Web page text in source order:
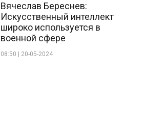
Вячеслав Береснев:
Искусственный интеллект
широко используется в
военной сфере
08:50 | 20-05-2024